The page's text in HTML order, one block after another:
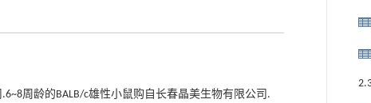
周龄的BALB/c雄性小鼠购自长春晶美生物有限公司.